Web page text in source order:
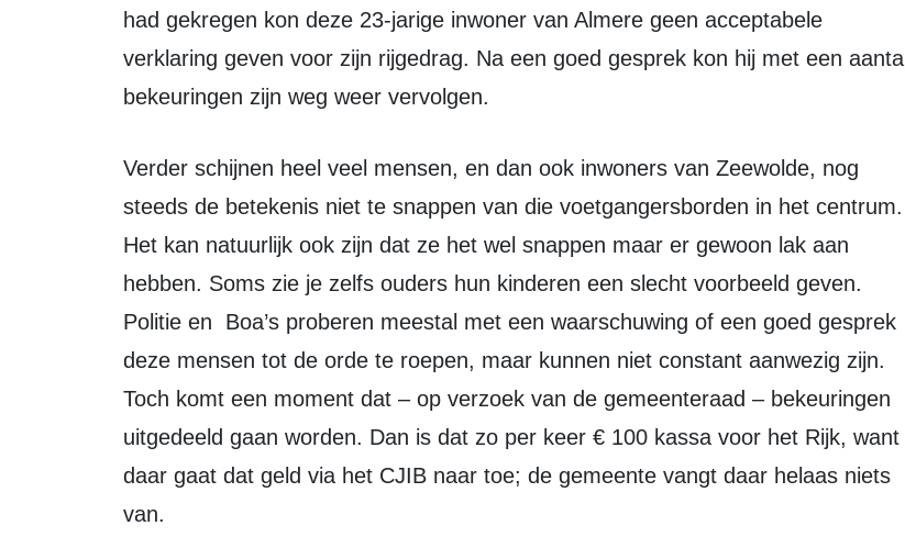
had gekregen kon deze 23-jarige inwoner van Almere geen acceptabele
verklaring geven voor zijn rijgedrag. Na een goed gesprek kon hij met een aantal
bekeuringen zijn weg weer vervolgen.
Verder schijnen heel veel mensen, en dan ook inwoners van Zeewolde, nog
steeds de betekenis niet te snappen van die voetgangersborden in het centrum.
Het kan natuurlijk ook zijn dat ze het wel snappen maar er gewoon lak aan
hebben. Soms zie je zelfs ouders hun kinderen een slecht voorbeeld geven.
Politie en Boa’s proberen meestal met een waarschuwing of een goed gesprek
deze mensen tot de orde te roepen, maar kunnen niet constant aanwezig zijn.
Toch komt een moment dat – op verzoek van de gemeenteraad – bekeuringen
uitgedeeld gaan worden. Dan is dat zo per keer € 100 kassa voor het Rijk, want
daar gaat dat geld via het CJIB naar toe; de gemeente vangt daar helaas niets
van.